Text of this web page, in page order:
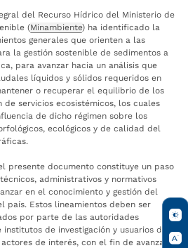
del Recurso Hídrico del Ministerio de
(Minambiente) ha identificado la
generales que orienten a las
la gestión sostenible de sedimentos a
para avanzar hacia un análisis que
líquidos y sólidos requeridos en
o recuperar el equilibrio de los
de servicios ecosistémicos, los cuales
de dicho régimen sobre los
ecológicos y de calidad del
presente documento constituye un paso
administrativos y normativos
en el conocimiento y gestión del
país. Estos lineamientos deben ser
por parte de las autoridades
de investigación y usuarios del
de interés, con el fin de avanzar a